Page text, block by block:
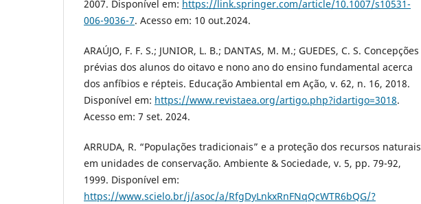
2007. Disponível em: https://link.springer.com/article/10.1007/s10531-
006-9036-7. Acesso em: 10 out.2024.
ARAÚJO, F. F. S.; JUNIOR, L. B.; DANTAS, M. M.; GUEDES, C. S. Concepções
prévias dos alunos do oitavo e nono ano do ensino fundamental acerca
dos anfíbios e répteis. Educação Ambiental em Ação, v. 62, n. 16, 2018.
Disponível em: https://www.revistaea.org/artigo.php?idartigo=3018.
Acesso em: 7 set. 2024.
ARRUDA, R. “Populações tradicionais” e a proteção dos recursos naturais
em unidades de conservação. Ambiente & Sociedade, v. 5, pp. 79-92,
1999. Disponível em:
https://www.scielo.br/j/asoc/a/RfgDyLnkxRnFNqQcWTR6bQG/?